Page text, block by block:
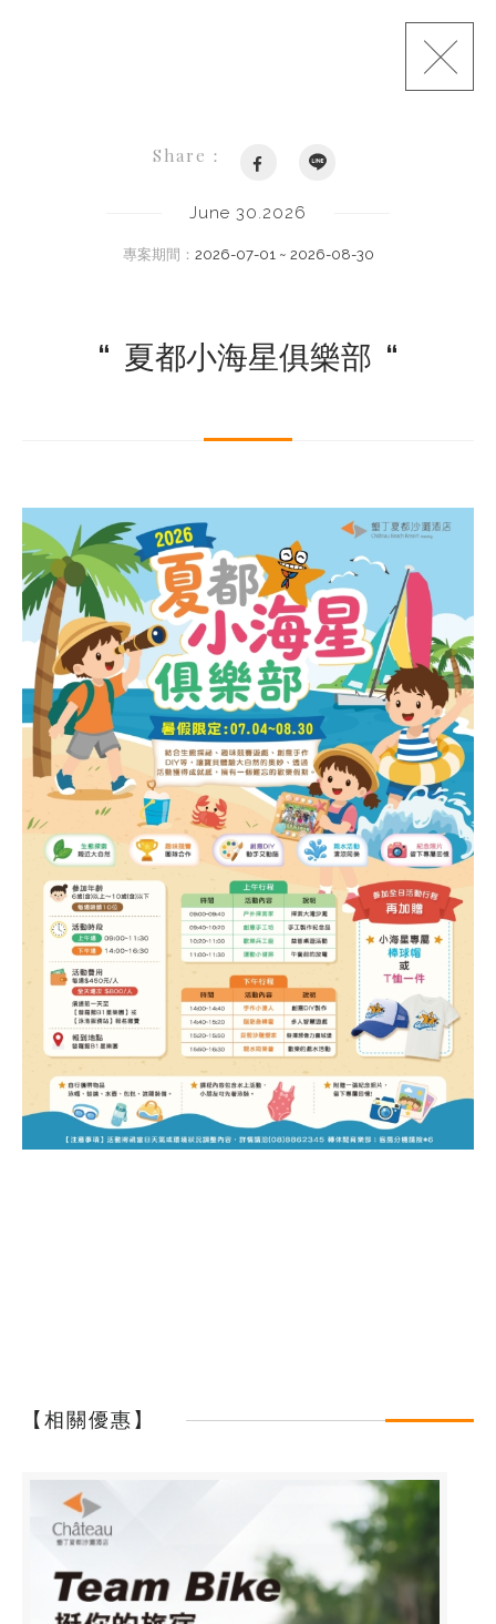
Share：
June 30.2026
專案期間： 2026-07-01 ~ 2026-08-30
“ 夏都小海星俱樂部 “
【相關優惠】